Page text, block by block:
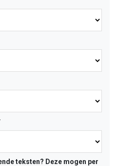
teksten? Deze mogen per